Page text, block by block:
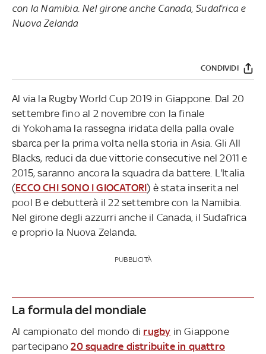
con la Namibia. Nel girone anche Canada, Sudafrica e
Nuova Zelanda
CONDIVIDI
Al via la Rugby World Cup 2019 in Giappone. Dal 20
settembre fino al 2 novembre con la finale
di Yokohama la rassegna iridata della palla ovale
sbarca per la prima volta nella storia in Asia. Gli All
Blacks, reduci da due vittorie consecutive nel 2011 e
2015, saranno ancora la squadra da battere. L'Italia
(ECCO CHI SONO I GIOCATORI) è stata inserita nel
pool B e debutterà il 22 settembre con la Namibia.
Nel girone degli azzurri anche il Canada, il Sudafrica
e proprio la Nuova Zelanda.
PUBBLICITÀ
La formula del mondiale
Al campionato del mondo di rugby in Giappone
partecipano20 squadre distribuite in quattro